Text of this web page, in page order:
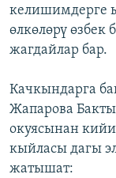
келишимдерге
өлкөлөрү өзбек
жагдайлар бар.
Качкындарга
Жапарова
окуясынан
кыйласы дагы
жатышат: